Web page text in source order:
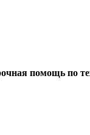
помощь по